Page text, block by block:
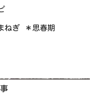
ねぎ ＊思春期